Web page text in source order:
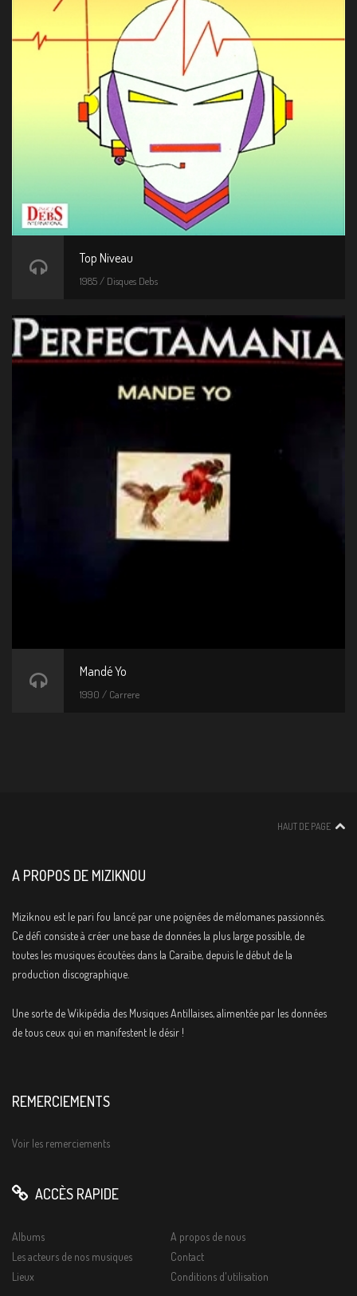
Top Niveau
1985 / Disques Debs
Mandé Yo
1990 / Carrere
HAUT DE PAGE
A PROPOS DE MIZIKNOU
Miziknou est le pari fou lancé par une poignées de mélomanes passionnés.
Ce défi consiste à créer une base de données la plus large possible, de
toutes les musiques écoutées dans la Caraïbe, depuis le début de la
production discographique.
Une sorte de Wikipédia des Musiques Antillaises, alimentée par les données
de tous ceux qui en manifestent le désir !
REMERCIEMENTS
Voir les remerciements
ACCÈS RAPIDE
Albums
Les acteurs de nos musiques
Lieux
A propos de nous
Contact
Conditions d'utilisation